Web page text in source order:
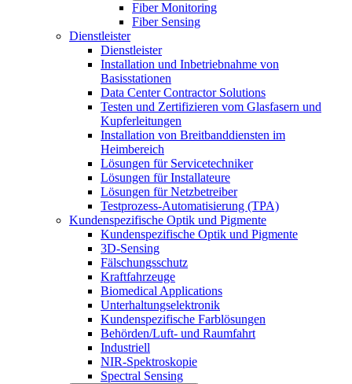
Fiber Monitoring
Fiber Sensing
Dienstleister
Dienstleister
Installation und Inbetriebnahme von
Basisstationen
Data Center Contractor Solutions
Testen und Zertifizieren vom Glasfasern und
Kupferleitungen
Installation von Breitbanddiensten im
Heimbereich
Lösungen für Servicetechniker
Lösungen für Installateure
Lösungen für Netzbetreiber
Testprozess-Automatisierung (TPA)
Kundenspezifische Optik und Pigmente
Kundenspezifische Optik und Pigmente
3D-Sensing
Fälschungsschutz
Kraftfahrzeuge
Biomedical Applications
Unterhaltungselektronik
Kundenspezifische Farblösungen
Behörden/Luft- und Raumfahrt
Industriell
NIR-Spektroskopie
Spectral Sensing